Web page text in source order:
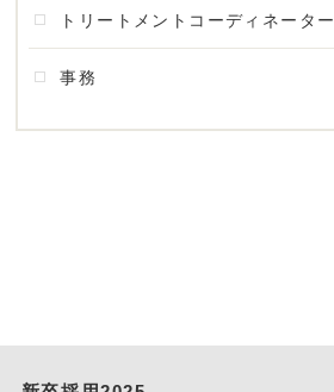
トリートメントコーディネーター
事務